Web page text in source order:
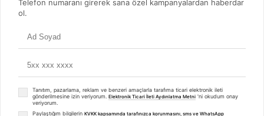
Telefon numaranı girerek sana özel kampanyalardan haberdar
ol.
Tanıtım, pazarlama, reklam ve benzeri amaçlarla tarafıma ticari elektronik ileti
gönderilmesine izin veriyorum. Elektronik Ticari İleti Aydınlatma Metni 'ni okudum onay
veriyorum.
Paylaştığım bilgilerin KVKK kapsamında tarafınızca korunmasını, sms ve WhatsApp